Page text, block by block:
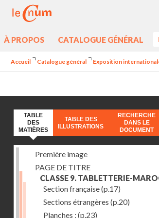
À PROPOS CATALOGUE GÉNÉRAL
Accueil Catalogue général Exposition
TABLE
DES
MATIÈRES
TABLE DES
ILLUSTRATIONS
RECHERCHE
DANS LE
DOCUMENT
Première image
PAGE DE TITRE
CLASSE 9. TABLETTERIE-
Section française(p.17)
Sections étrangères (p.20)
Planches : (p.23)